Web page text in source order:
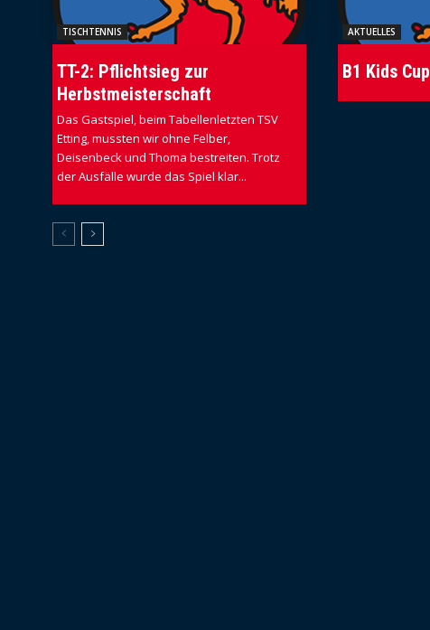
TISCHTENNIS
TT-2: Pflichtsieg zur
Herbstmeisterschaft
Das Gastspiel, beim Tabellenletzten TSV
Etting, mussten wir ohne Felber,
Deisenbeck und Thoma bestreiten. Trotz
der Ausfälle wurde das Spiel klar...
AKTUELLES
B1 Kids Cup